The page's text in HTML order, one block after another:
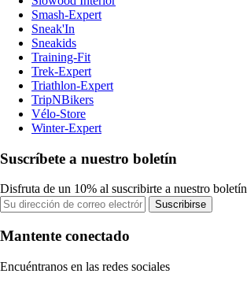
Smash-Expert
Sneak'In
Sneakids
Training-Fit
Trek-Expert
Triathlon-Expert
TripNBikers
Vélo-Store
Winter-Expert
Suscríbete a nuestro boletín
Disfruta de un 10% al suscribirte a nuestro boletín
Suscribirse
Mantente conectado
Encuéntranos en las redes sociales